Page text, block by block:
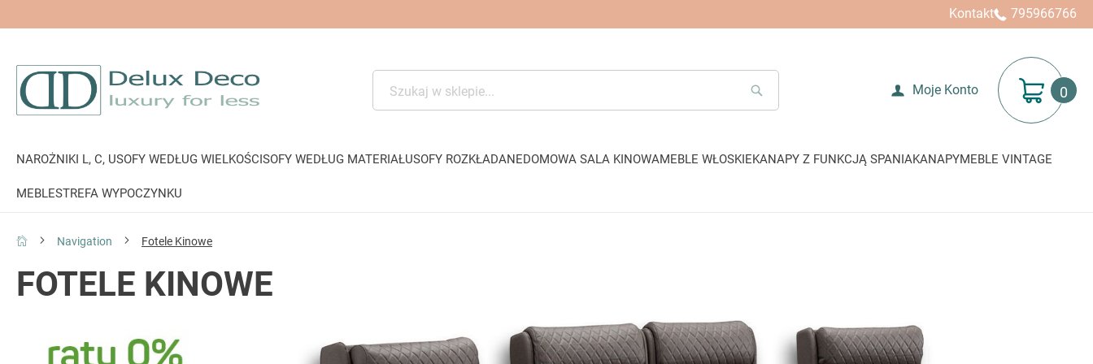
Kontakt 795966766
SEARCH
Moje Konto Mój koszyk
NAROŻNIKI L, C, USOFY WEDŁUG WIELKOŚCISOFY WEDŁUG MATERIAŁUSOFY ROZKŁADANEDOMOWA SALA KINOWAMEBLE WŁOSKIEKANAPY Z FUNKCJĄ SPANIAKANAPYMEBLE VINTAGE
MEBLESTREFA WYPOCZYNKU
Navigation Fotele Kinowe
FOTELE KINOWE